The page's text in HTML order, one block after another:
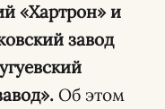
«Хартрон» и
завод
Об этом